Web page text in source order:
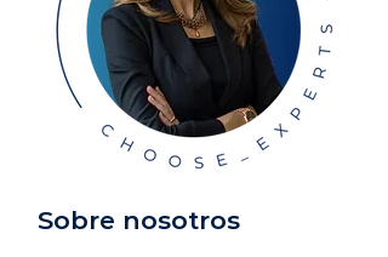
Sobre nosotros